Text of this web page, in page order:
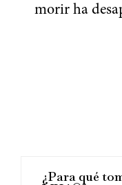
morir ha
¿Para qué